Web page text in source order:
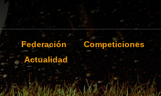
Federación Competiciones
Actualidad